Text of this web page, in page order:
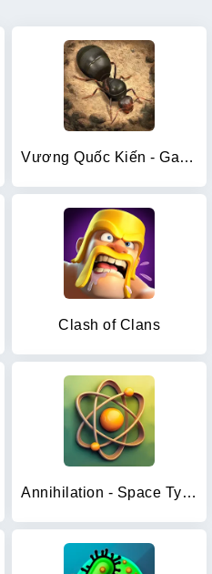
Vương Quốc Kiến - Gamota
Clash of Clans
Annihilation - Space Tycoon